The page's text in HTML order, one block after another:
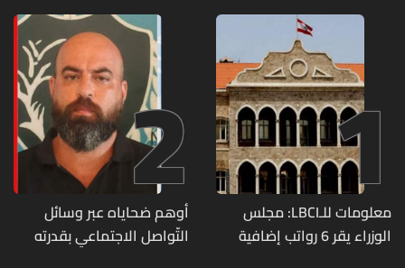
1
معلومات للـLBCI: مجلس
الوزراء يقر 6 رواتب إضافية
2
أوهم ضحاياه عبر وسائل
التّواصل الاجتماعي بقدرته